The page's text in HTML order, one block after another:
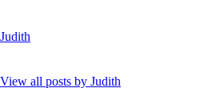
Judith
View all posts by Judith